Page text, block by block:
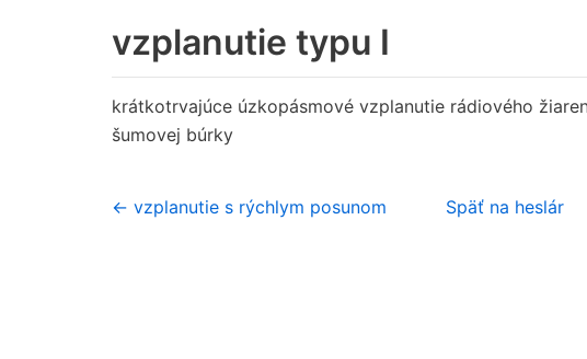
vzplanutie typu I
krátkotrvajúce úzkopásmové vzplanutie rádiového
šumovej búrky
← vzplanutie s rýchlym posunom Späť na heslár